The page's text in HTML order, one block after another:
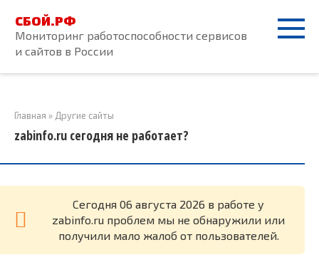
контенту
СБОЙ.РФ
Мониторинг работоспособности сервисов
и сайтов в России
Главная » Другие сайты
zabinfo.ru сегодня не работает?
Cегодня 06 августа 2026 в работе у
zabinfo.ru проблем мы не обнаружили или
получили мало жалоб от пользователей.